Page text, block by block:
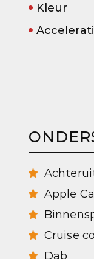
Kleur
Apple
Cruise
Dab